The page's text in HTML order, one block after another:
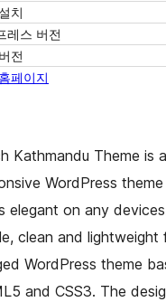
치
레스 버전
전
페이지
Kathmandu Theme is
WordPress
elegant on any
clean and lightweight
WordPress theme
and CSS3. The